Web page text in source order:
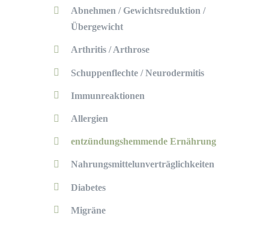
Abnehmen / Gewichtsreduktion /
Übergewicht
Arthritis / Arthrose
Schuppenflechte / Neurodermitis
Immunreaktionen
Allergien
entzündungshemmende Ernährung
Nahrungsmittelunverträglichkeiten
Diabetes
Migräne